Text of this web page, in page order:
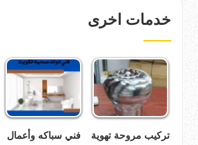
خدمات اخرى
تركيب مروحة تهوية
فني سباكه وأعمال